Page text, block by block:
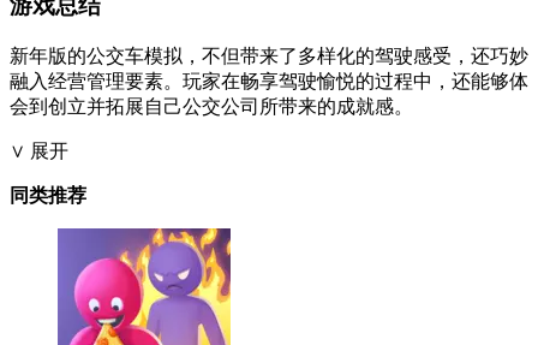
游戏总结
新年版的公交车模拟，不但带来了多样化的驾驶感受，还巧妙
融入经营管理要素。玩家在畅享驾驶愉悦的过程中，还能够体
会到创立并拓展自己公交公司所带来的成就感。
∨ 展开
同类推荐